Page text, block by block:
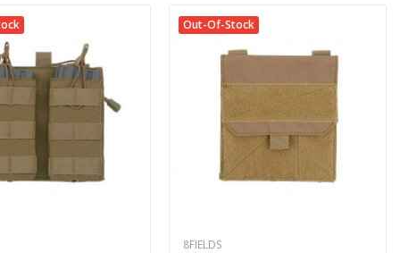
Out-Of-Stock
8FIELDS